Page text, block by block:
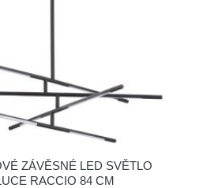
ZÁVĚSNÉ LED SVĚTLO
RACCIO 84 CM